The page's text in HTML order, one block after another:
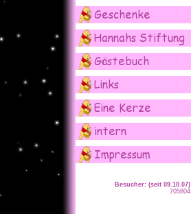
Besucher: (seit 09.10.07)
705804